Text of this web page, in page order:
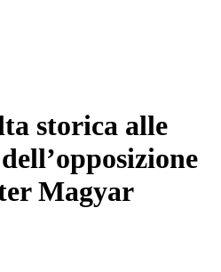
storica alle
Magyar